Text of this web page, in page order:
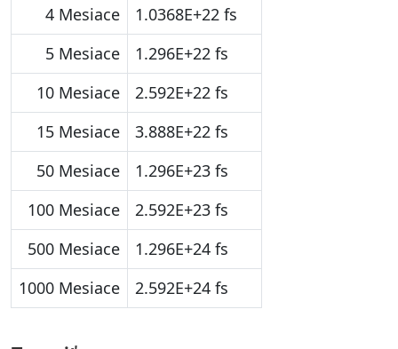
4 Mesiace
1.0368E+22 fs
5 Mesiace
1.296E+22 fs
10 Mesiace
2.592E+22 fs
15 Mesiace
3.888E+22 fs
50 Mesiace
1.296E+23 fs
100 Mesiace
2.592E+23 fs
500 Mesiace
1.296E+24 fs
1000 Mesiace
2.592E+24 fs